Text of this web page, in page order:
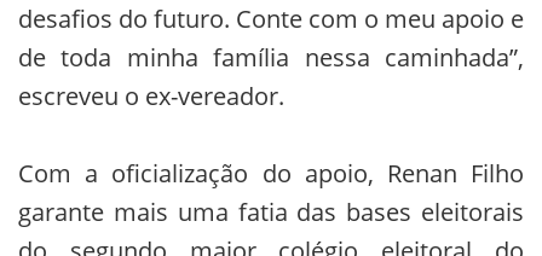
desafios do futuro. Conte com o meu apoio e
de toda minha família nessa caminhada”,
escreveu o ex-vereador.
Com a oficialização do apoio, Renan Filho
garante mais uma fatia das bases eleitorais